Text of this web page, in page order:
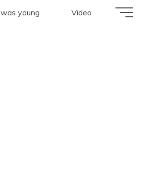
young Video